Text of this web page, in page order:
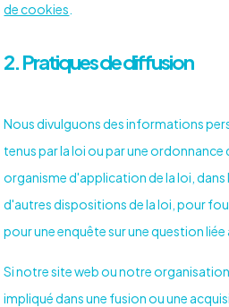
de cookies
2. Pratiques de diffusion
Nous divulguons des informations
tenus par la loi ou par une ordonnance
organisme d'application de la loi, dans
d'autres dispositions de la loi, pour
pour une enquête sur une question liée
Si notre site web ou notre
impliqué dans une fusion ou une